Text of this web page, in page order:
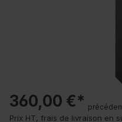
360,00 €*
Prix HT, frais de livraison en